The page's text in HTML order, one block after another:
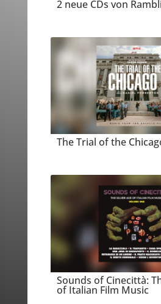
2 neue CDs von
The Trial of the
Sounds of Cinecittà:
of Italian Film Music